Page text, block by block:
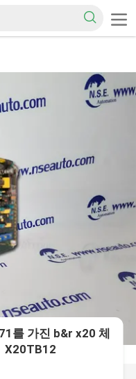
를 가진 b&r x20 체
X20TB12